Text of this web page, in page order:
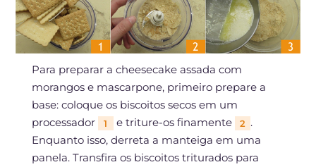
Para preparar a cheesecake assada com
morangos e mascarpone, primeiro prepare a
base: coloque os biscoitos secos em um
processador
1 e triture-os finamente 2 .
Enquanto isso, derreta a manteiga em uma
panela. Transfira os biscoitos triturados para